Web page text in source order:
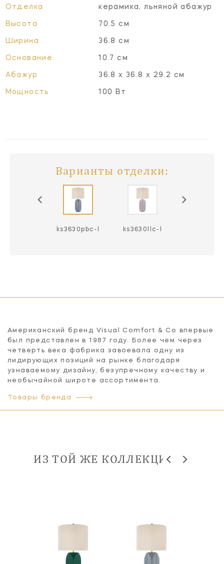
Отделка керамика, льняной абажур
Высота 70.5 см
Ширина 36.8 см
Основание 10.7 см
Абажур 36.8 х 36.8 х 29.2 см
Мощность 100 Вт
Варианты отделки:
ks3630pbc-l ks3630llc-l
Американский бренд Visual Comfort & Co впервые
был представлен в 1987 году. Более чем через
четверть века фабрика завоевала одну из
лидирующих позиций на рынке благодаря
узнаваемому дизайну, безупречному качеству и
необычайной широте ассортимента.
Товары бренда
ИЗ ТОЙ ЖЕ КОЛЛЕКЦИИ